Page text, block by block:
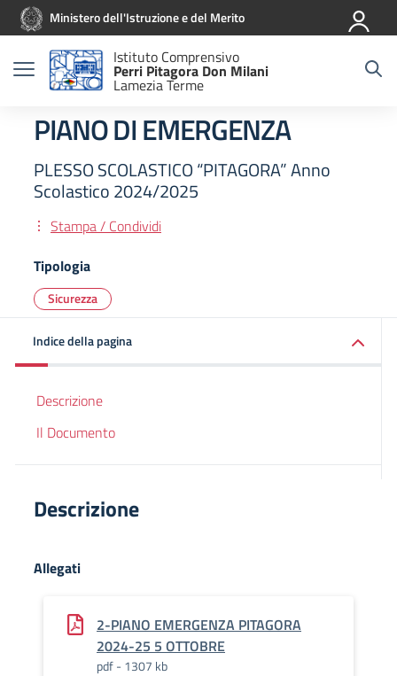
Vai ai contenuti
Vai al menu di navigazione
Vai al footerMinistero dell'Istruzione e del Merito
Istituto Comprensivo
Perri Pitagora Don Milani
Lamezia Terme
PIANO DI EMERGENZA
PLESSO SCOLASTICO “PITAGORA” Anno
Scolastico 2024/2025
Stampa / Condividi
Tipologia
Sicurezza
Indice della pagina
Descrizione
Il Documento
Descrizione
Allegati
2-PIANO EMERGENZA PITAGORA
2024-25 5 OTTOBRE
pdf - 1307 kb